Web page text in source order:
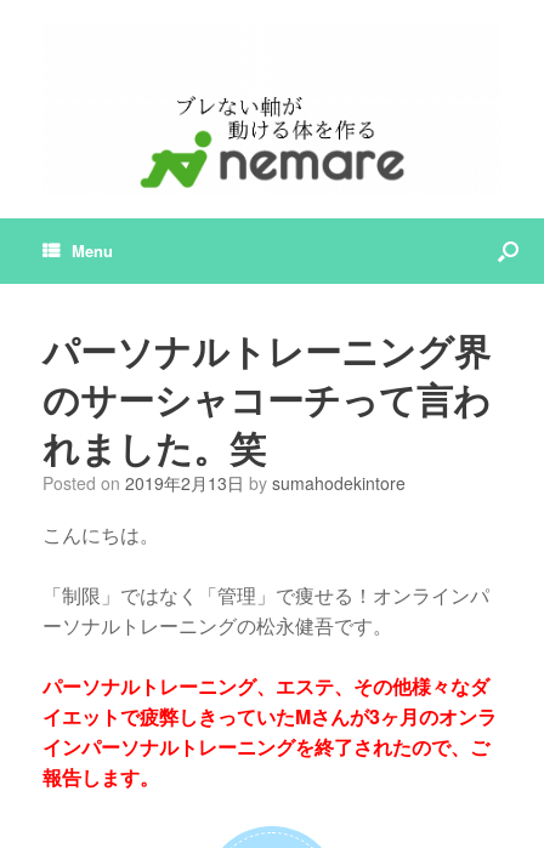
Menu
パーソナルトレーニング界
のサーシャコーチって言わ
れました。笑
Posted on 2019年2月13日 by sumahodekintore
こんにちは。
「制限」ではなく「管理」で痩せる！オンラインパ
ーソナルトレーニングの松永健吾です。
パーソナルトレーニング、エステ、その他様々なダ
イエットで疲弊しきっていたMさんが3ヶ月のオンラ
インパーソナルトレーニングを終了されたので、ご
報告します。